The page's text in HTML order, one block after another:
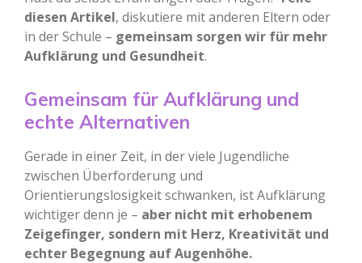
diesen Artikel, diskutiere mit anderen Eltern oder
in der Schule – gemeinsam sorgen wir für mehr
Aufklärung und Gesundheit.
Gemeinsam für Aufklärung und
echte Alternativen
Gerade in einer Zeit, in der viele Jugendliche
zwischen Überforderung und
Orientierungslosigkeit schwanken, ist Aufklärung
wichtiger denn je – aber nicht mit erhobenem
Zeigefinger, sondern mit Herz, Kreativität und
echter Begegnung auf Augenhöhe.